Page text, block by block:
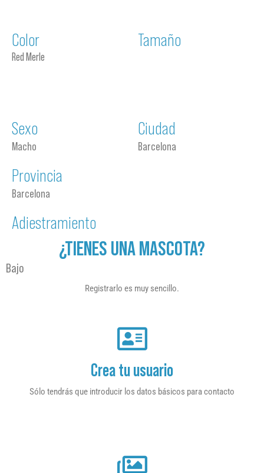
Color
Red Merle
Tamaño
Sexo
Macho
Ciudad
Barcelona
Provincia
Barcelona
Adiestramiento
¿TIENES UNA MASCOTA?
Bajo
Registrarlo es muy sencillo.
Crea tu usuario
Sólo tendrás que introducir los datos básicos para contacto